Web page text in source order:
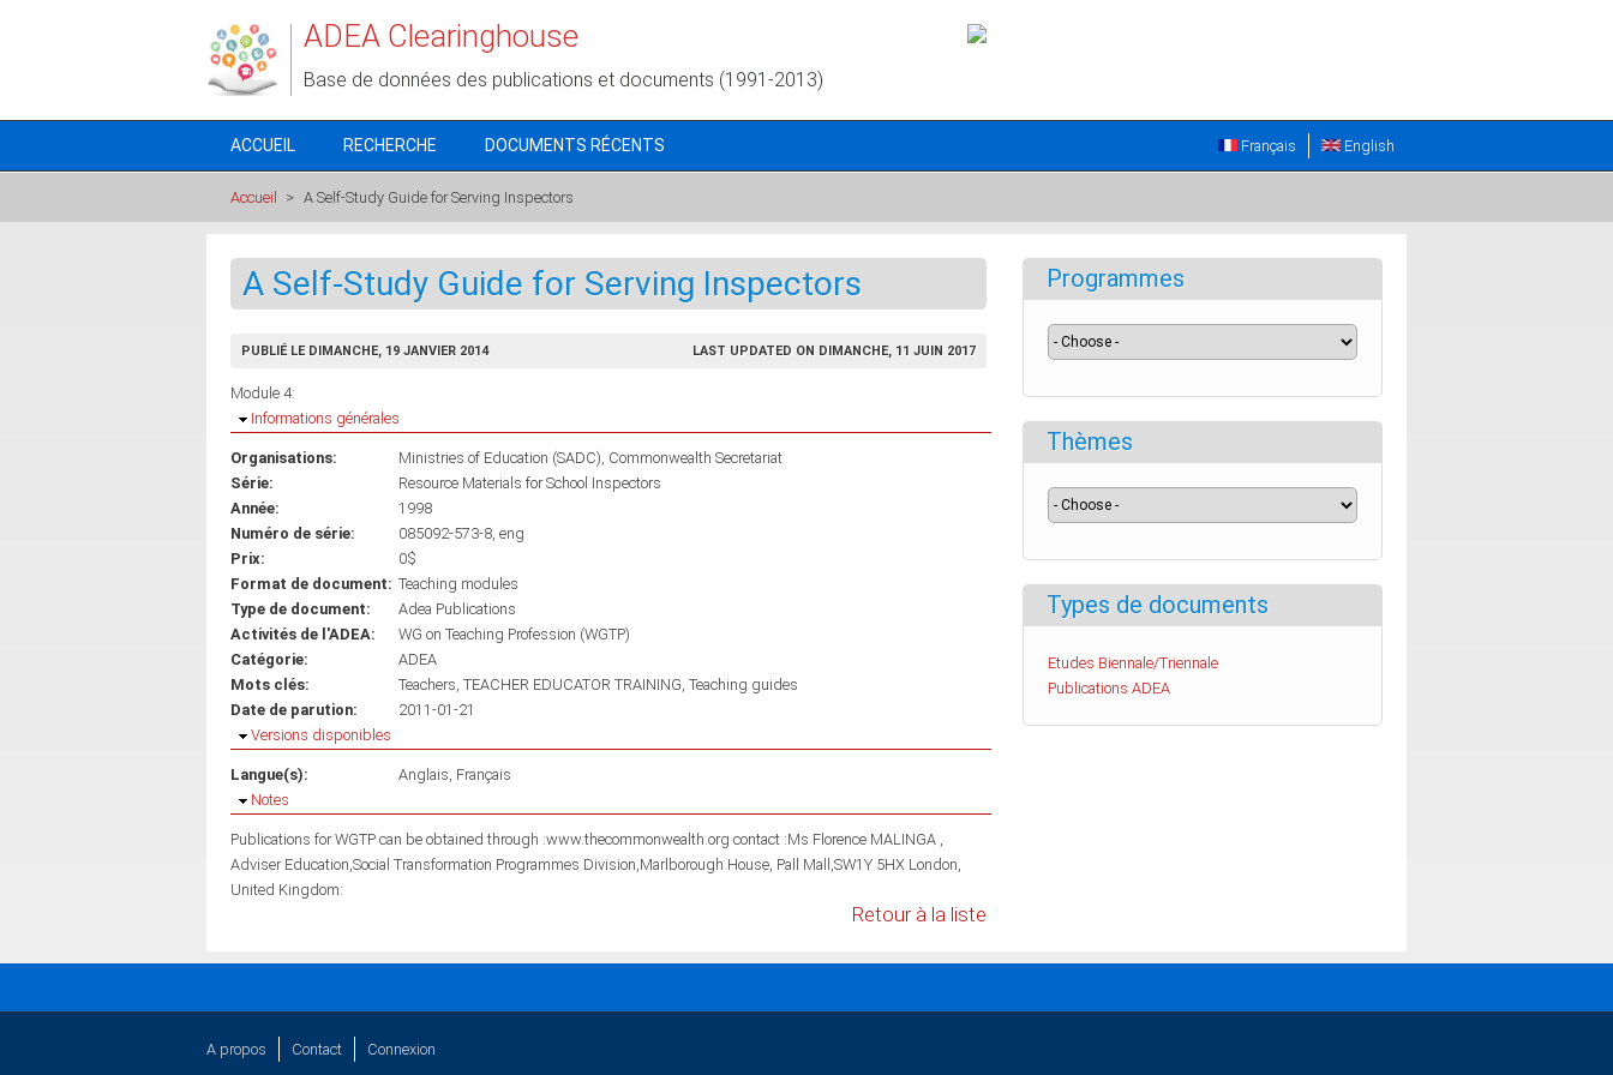
ADEA Clearinghouse
Base de données des publications et documents (1991-2013)
ACCUEIL RECHERCHE DOCUMENTS RÉCENTS English
Français
Accueil > A Self-Study Guide for Serving Inspectors
A Self-Study Guide for Serving Inspectors
PUBLIÉ LE DIMANCHE, 19 JANVIER 2014 LAST UPDATED ON DIMANCHE, 11 JUIN 2017
Module 4:
Masquer
Informations générales
Organisations: Ministries of Education (SADC) Commonwealth Secretariat
Série:
Resource Materials for School Inspectors
Année:
1998
Numéro de série:
085092-573-8, eng
Prix:
0$
Format de document: Teaching modules
Type de document:
Adea Publications
Activités de l'ADEA:
WG on Teaching Profession (WGTP)
Catégorie:
ADEA
Mots clés:
Teachers TEACHER EDUCATOR TRAINING Teaching guides
Date de parution:
2011-01-21
Masquer
Versions disponibles
Langue(s): Anglais Français
Masquer
Notes
Publications for WGTP can be obtained through :www.thecommonwealth.org contact :Ms Florence MALINGA ,
Adviser Education,Social Transformation Programmes Division,Marlborough House, Pall Mall,SW1Y 5HX London,
United Kingdom:
Retour à la liste
Programmes
Thèmes
Types de documents
Etudes Biennale/Triennale
Publications ADEA
A propos Contact Connexion